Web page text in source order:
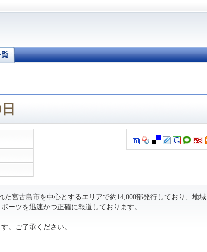
宮古島市を中心とするエリアで約14,000部発行しており、地域
ーツを迅速かつ正確に報道しております。
。ご了承ください。